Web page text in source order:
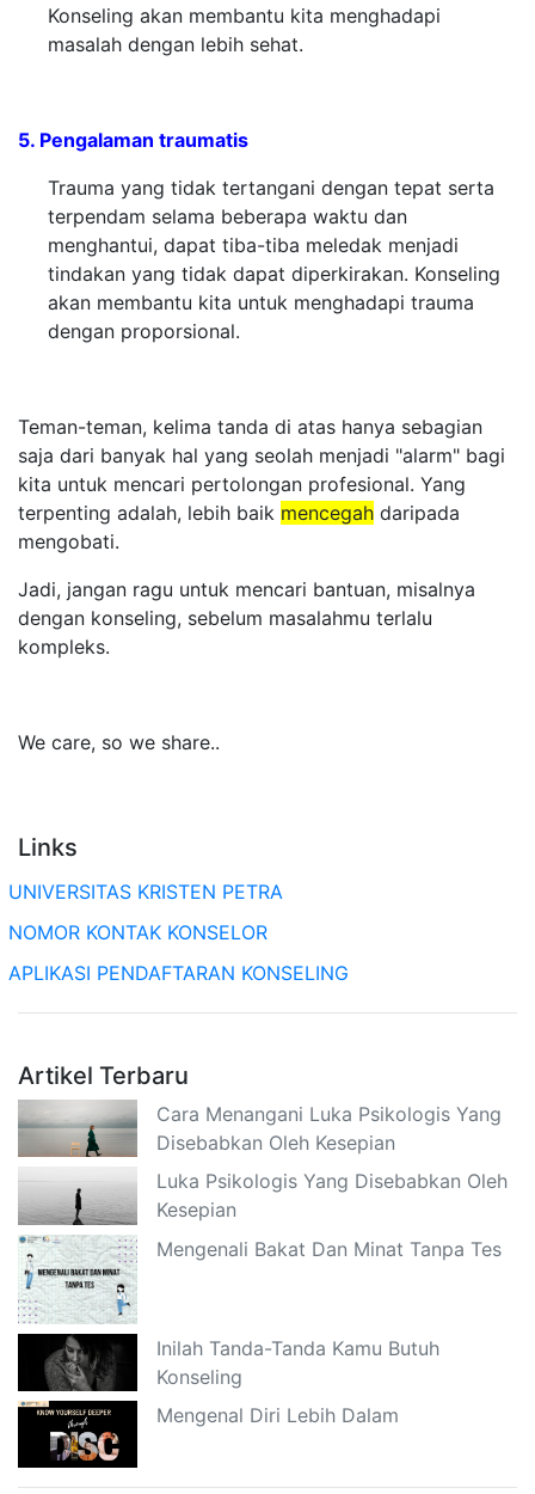
Konseling akan membantu kita menghadapi
masalah dengan lebih sehat.
5. Pengalaman traumatis
Trauma yang tidak tertangani dengan tepat serta
terpendam selama beberapa waktu dan
menghantui, dapat tiba-tiba meledak menjadi
tindakan yang tidak dapat diperkirakan. Konseling
akan membantu kita untuk menghadapi trauma
dengan proporsional.
Teman-teman, kelima tanda di atas hanya sebagian
saja dari banyak hal yang seolah menjadi "alarm" bagi
kita untuk mencari pertolongan profesional. Yang
terpenting adalah, lebih baik mencegah daripada
mengobati.
Jadi, jangan ragu untuk mencari bantuan, misalnya
dengan konseling, sebelum masalahmu terlalu
kompleks.
We care, so we share..
Links
UNIVERSITAS KRISTEN PETRA
NOMOR KONTAK KONSELOR
APLIKASI PENDAFTARAN KONSELING
Artikel Terbaru
Cara Menangani Luka Psikologis Yang
Disebabkan Oleh Kesepian
Luka Psikologis Yang Disebabkan Oleh
Kesepian
Mengenali Bakat Dan Minat Tanpa Tes
Inilah Tanda-Tanda Kamu Butuh
Konseling
Mengenal Diri Lebih Dalam